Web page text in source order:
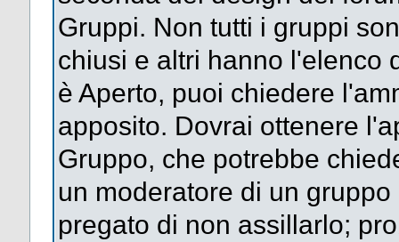
Gruppi. Non tutti i gruppi
chiusi e altri hanno l'elenco
è Aperto, puoi chiedere
apposito. Dovrai ottenere
Gruppo, che potrebbe
un moderatore di un
pregato di non assillarlo;